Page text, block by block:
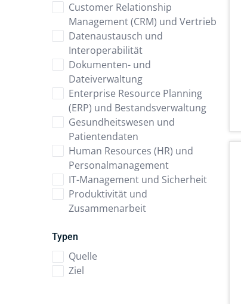
Customer Relationship
Management (CRM) und Vertrieb
Datenaustausch und
Interoperabilität
Dokumenten- und
Dateiverwaltung
Enterprise Resource Planning
(ERP) und Bestandsverwaltung
Gesundheitswesen und
Patientendaten
Human Resources (HR) und
Personalmanagement
IT-Management und Sicherheit
Produktivität und
Zusammenarbeit
Typen
Quelle
Ziel